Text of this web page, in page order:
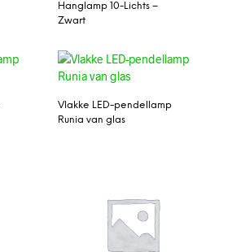
Hanglamp 10-Lichts –
Zwart
Vlakke LED-pendellamp
Runia van glas